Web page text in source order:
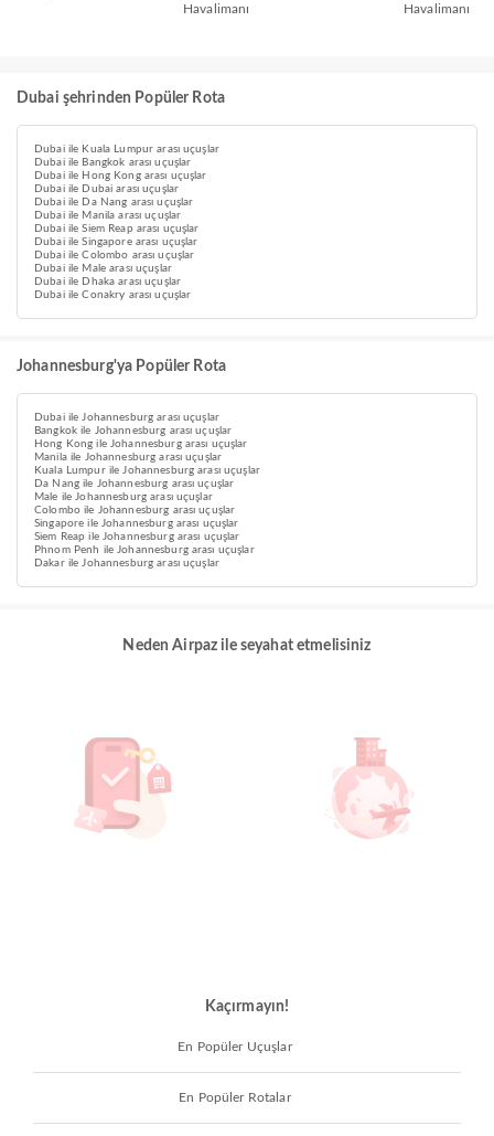
Havalimanı
Havalimanı
Dubai şehrinden Popüler Rota
Dubai ile Kuala Lumpur arası uçuşlar
Dubai ile Bangkok arası uçuşlar
Dubai ile Hong Kong arası uçuşlar
Dubai ile Dubai arası uçuşlar
Dubai ile Da Nang arası uçuşlar
Dubai ile Manila arası uçuşlar
Dubai ile Siem Reap arası uçuşlar
Dubai ile Singapore arası uçuşlar
Dubai ile Colombo arası uçuşlar
Dubai ile Male arası uçuşlar
Dubai ile Dhaka arası uçuşlar
Dubai ile Conakry arası uçuşlar
Johannesburg'ya Popüler Rota
Dubai ile Johannesburg arası uçuşlar
Bangkok ile Johannesburg arası uçuşlar
Hong Kong ile Johannesburg arası uçuşlar
Manila ile Johannesburg arası uçuşlar
Kuala Lumpur ile Johannesburg arası uçuşlar
Da Nang ile Johannesburg arası uçuşlar
Male ile Johannesburg arası uçuşlar
Colombo ile Johannesburg arası uçuşlar
Singapore ile Johannesburg arası uçuşlar
Siem Reap ile Johannesburg arası uçuşlar
Phnom Penh ile Johannesburg arası uçuşlar
Dakar ile Johannesburg arası uçuşlar
Neden Airpaz ile seyahat etmelisiniz
Kaçırmayın!
En Popüler Uçuşlar
En Popüler Rotalar